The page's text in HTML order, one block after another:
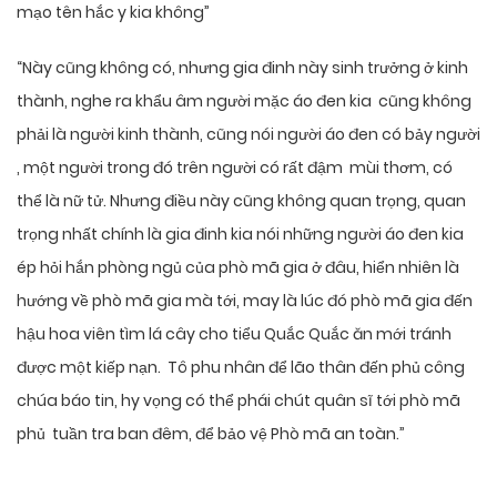
mạo tên hắc y kia không”
“Này cũng không có, nhưng gia đinh này sinh trưởng ở kinh
thành, nghe ra khẩu âm người mặc áo đen kia cũng không
phải là người kinh thành, cũng nói người áo đen có bảy người
, một người trong đó trên người có rất đậm mùi thơm, có
thể là nữ tử. Nhưng điều này cũng không quan trọng, quan
trọng nhất chính là gia đinh kia nói những người áo đen kia
ép hỏi hắn phòng ngủ của phò mã gia ở đâu, hiển nhiên là
hướng về phò mã gia mà tới, may là lúc đó phò mã gia đến
hậu hoa viên tìm lá cây cho tiểu Quắc Quắc ăn mới tránh
được một kiếp nạn. Tô phu nhân để lão thân đến phủ công
chúa báo tin, hy vọng có thể phái chút quân sĩ tới phò mã
phủ tuần tra ban đêm, để bảo vệ Phò mã an toàn.”